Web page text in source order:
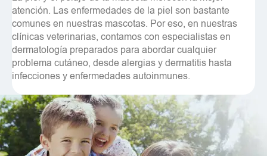
atención. Las enfermedades de la piel son bastante
comunes en nuestras mascotas. Por eso, en nuestras
clínicas veterinarias, contamos con especialistas en
dermatología preparados para abordar cualquier
problema cutáneo, desde alergias y dermatitis hasta
infecciones y enfermedades autoinmunes.